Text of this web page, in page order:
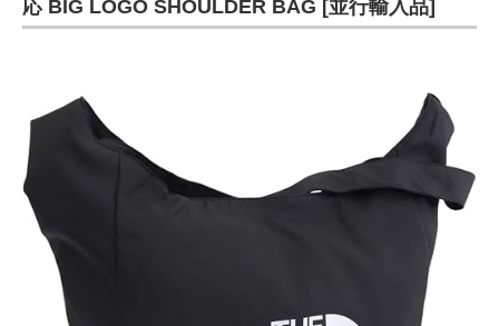
応 BIG LOGO SHOULDER BAG [並行輸入品]